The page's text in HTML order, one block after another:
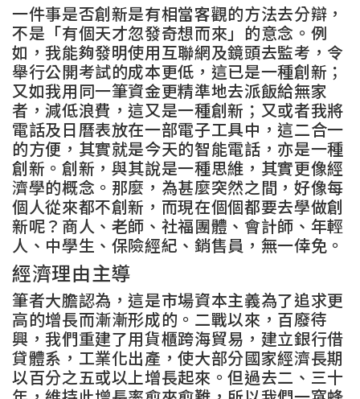
一件事是否創新是有相當客觀的方法去分辯，
不是「有個天才忽發奇想而來」的意念。例
如，我能夠發明使用互聯網及鏡頭去監考，令
舉行公開考試的成本更低，這已是一種創新；
又如我用同一筆資金更精準地去派飯給無家
者，減低浪費，這又是一種創新；又或者我將
電話及日曆表放在一部電子工具中，這二合一
的方便，其實就是今天的智能電話，亦是一種
創新。創新，與其說是一種思維，其實更像經
濟學的概念。那麼，為甚麼突然之間，好像每
個人從來都不創新，而現在個個都要去學做創
新呢？商人、老師、社福團體、會計師、年輕
人、中學生、保險經紀、銷售員，無一倖免。
經濟理由主導
筆者大膽認為，這是市場資本主義為了追求更
高的增長而漸漸形成的。二戰以來，百廢待
興，我們重建了用貨櫃跨海貿易，建立銀行借
貸體系，工業化出產，使大部分國家經濟長期
以百分之五或以上增長起來。但過去二、三十